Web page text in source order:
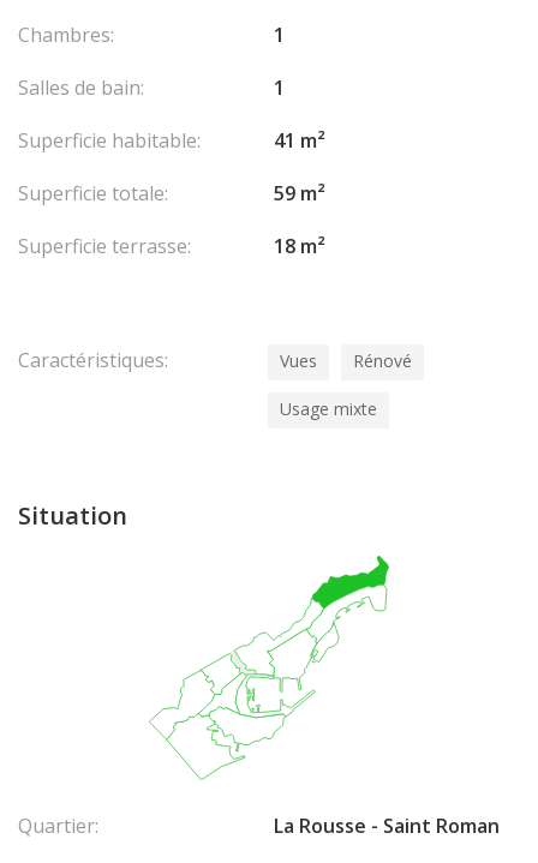
Chambres:
1
Salles de bain:
1
Superficie habitable:
41 m²
Superficie totale:
59 m²
Superficie terrasse:
18 m²
Caractéristiques: Vues Rénové
Usage mixte
Situation
Quartier:
La Rousse - Saint Roman